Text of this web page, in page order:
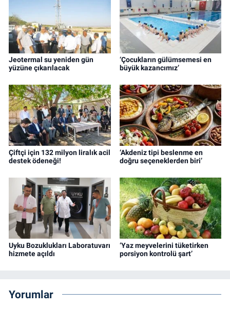
Jeotermal su yeniden gün
yüzüne çıkarılacak
‘Çocukların gülümsemesi en
büyük kazancımız’
Çiftçi için 132 milyon liralık acil
destek ödeneği!
‘Akdeniz tipi beslenme en
doğru seçeneklerden biri’
Uyku Bozuklukları Laboratuvarı
hizmete açıldı
‘Yaz meyvelerini tüketirken
porsiyon kontrolü şart’
Yorumlar